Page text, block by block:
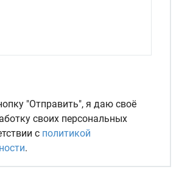
"Отправить", я даю своё
своих персональных
с политикой
.